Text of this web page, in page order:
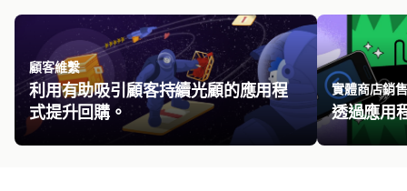
顧客維繫
利用有助吸引顧客持續光顧的應用程
式提升回購。
實體商店銷售
透過應用